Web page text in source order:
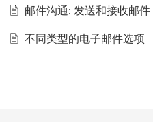
邮件沟通: 发送和接收邮件
不同类型的电子邮件选项